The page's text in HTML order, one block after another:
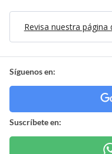
Revisa nuestra página
Síguenos en:
Suscríbete en: